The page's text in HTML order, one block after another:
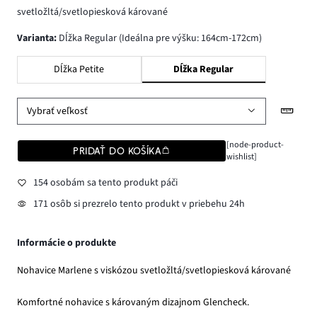
svetložltá/svetlopiesková kárované
varianta: Dĺžka Regular (Ideálna pre výšku: 164cm-172cm)
Dĺžka Petite Dĺžka Regular
Vybrať veľkosť
PRIDAŤ DO KOŠÍKA
[node-product-
wishlist]
154 osobám sa tento produkt páči
171 osôb si prezrelo tento produkt v priebehu 24h
Informácie o produkte
Nohavice Marlene s viskózou svetložltá/svetlopiesková kárované
Komfortné nohavice s károvaným dizajnom Glencheck.